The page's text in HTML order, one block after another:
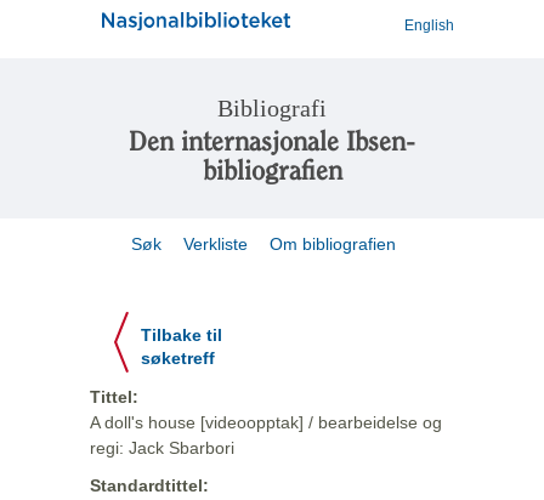
English
Bibliografi
Den internasjonale Ibsen-
bibliografien
Søk Verkliste Om bibliografien
Tilbake til
søketreff
Tittel:
A doll's house [videoopptak] / bearbeidelse og
regi: Jack Sbarbori
Standardtittel: